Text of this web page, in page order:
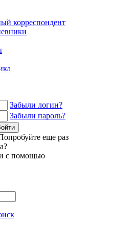
корреспондент
Забыли логин?
Забыли пароль?
еще раз
с помощью